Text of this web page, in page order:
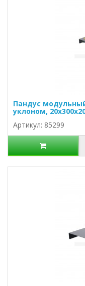
Пандус
уклоном,
Артикул: 85299